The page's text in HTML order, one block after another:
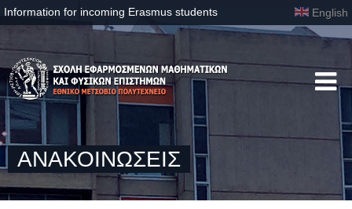
Information for incoming Erasmus students English
ΑΝΑΚΟΙΝΩΣΕΙΣ